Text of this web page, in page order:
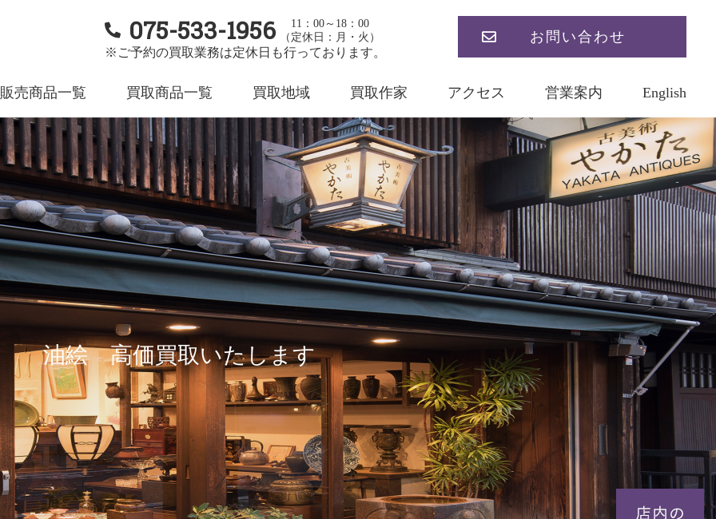
075-533-1956
11：00～18：00
（定休日：月・火）
※ご予約の買取業務は定休日も行っております。
お問い合わせ
販売商品一覧 買取商品一覧 買取地域 買取作家 アクセス 営業案内 English
油絵 高価買取いたします